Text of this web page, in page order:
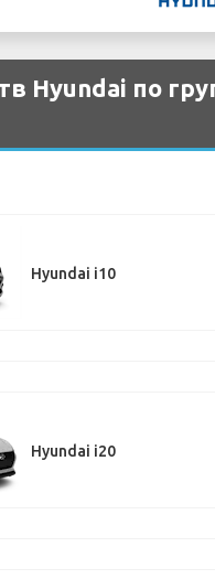
Hyundai по
Hyundai i10
Hyundai i20